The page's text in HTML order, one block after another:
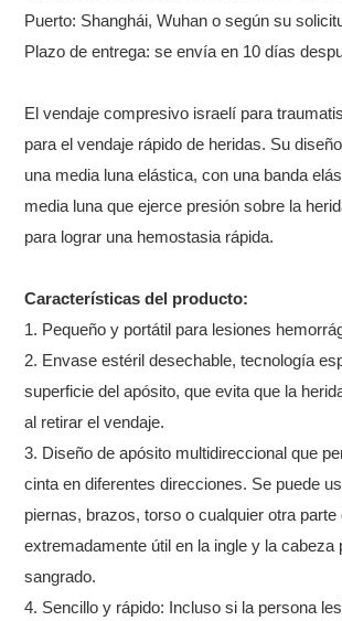
Puerto: Shanghái, Wuhan o según su
Plazo de entrega: se envía en 10 días
El vendaje compresivo israelí para
para el vendaje rápido de heridas. Su
una media luna elástica, con una banda
media luna que ejerce presión sobre la
para lograr una hemostasia rápida.
Características del producto:
1. Pequeño y portátil para lesiones
2. Envase estéril desechable, tecnología
superficie del apósito, que evita que la
al retirar el vendaje.
3. Diseño de apósito multidireccional que
cinta en diferentes direcciones. Se puede
piernas, brazos, torso o cualquier otra
extremadamente útil en la ingle y la cabeza
sangrado.
4. Sencillo y rápido: Incluso si la persona